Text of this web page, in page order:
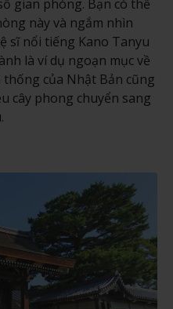
gian phòng. Bạn có thể
này và ngắm nhìn
sĩ nổi tiếng Kano Tanyu
là ví dụ ngoạn mục về
của Nhật Bản cũng
cây phong chuyển sang